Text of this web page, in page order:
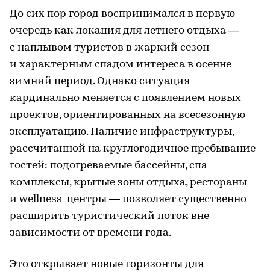
До сих пор город воспринимался в первую
очередь как локация для летнего отдыха —
с наплывом туристов в жаркий сезон
и характерным спадом интереса в осенне-
зимний период. Однако ситуация
кардинально меняется с появлением новых
проектов, ориентированных на всесезонную
эксплуатацию. Наличие инфраструктуры,
рассчитанной на круглогодичное пребывание
гостей: подогреваемые бассейны, спа-
комплексы, крытые зоны отдыха, рестораны
и wellness-центры — позволяет существенно
расширить туристический поток вне
зависимости от времени года.
Это открывает новые горизонты для